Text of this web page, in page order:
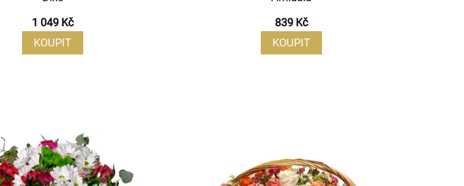
1 049 Kč
KOUPIT
839 Kč
KOUPIT